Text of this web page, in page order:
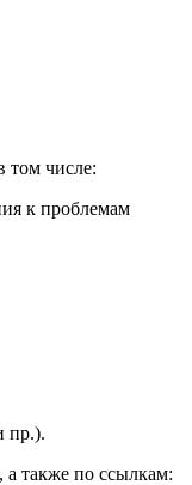
том числе:
к проблемам
пр.).
также по ссылкам: